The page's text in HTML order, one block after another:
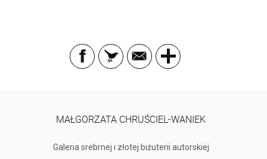
MAŁGORZATA CHRUŚCIEL-WANIEK
Galeria srebrnej i złotej biżuterii autorskiej